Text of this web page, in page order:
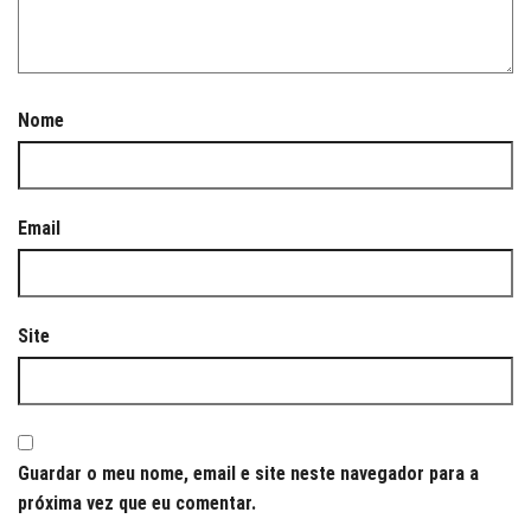
Nome
Email
Site
Guardar o meu nome, email e site neste navegador para a
próxima vez que eu comentar.